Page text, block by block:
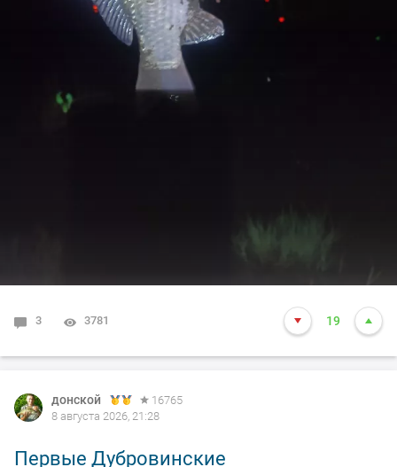
3 3781 19
донской
16765
8 августа 2026, 21:28
Первые Дубровинские